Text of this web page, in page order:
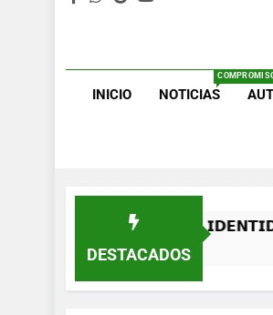
INICIO NOTICIAS
DESTACADOS
𝗗𝗘 𝗢𝗥𝗚𝗨𝗟𝗟𝗢, 𝗜𝗗𝗘𝗡𝗧𝗜𝗗𝗔𝗗 𝗬